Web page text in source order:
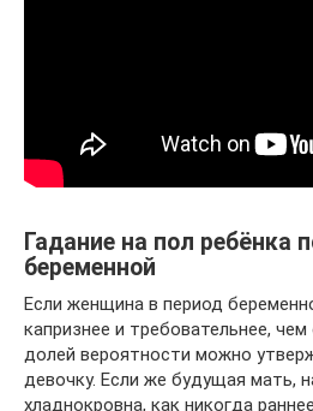
Гадание на пол ребёнка
беременной
Если женщина в период
капризнее и требовательнее,
долей вероятности можно
девочку. Если же будущая мать,
хладнокровна, как никогда